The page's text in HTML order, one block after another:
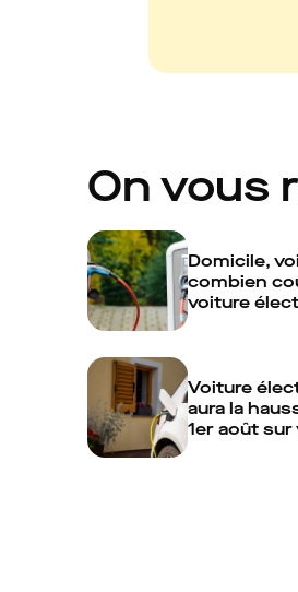
On vous
Domicile,
combien
voiture
Voiture
aura la
1er août